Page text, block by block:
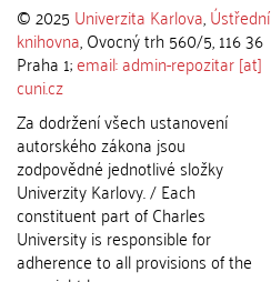
© 2025 Univerzita Karlova,Ústřední
knihovna, Ovocný trh 560/5, 116 36
Praha 1;email: admin-repozitar [at]
cuni.cz
Za dodržení všech ustanovení
autorského zákona jsou
zodpovědné jednotlivé složky
Univerzity Karlovy. / Each
constituent part of Charles
University is responsible for
adherence to all provisions of the